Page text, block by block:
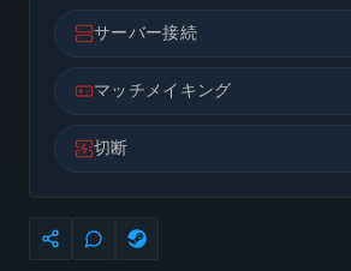
サーバー接続
マッチメイキング
切断